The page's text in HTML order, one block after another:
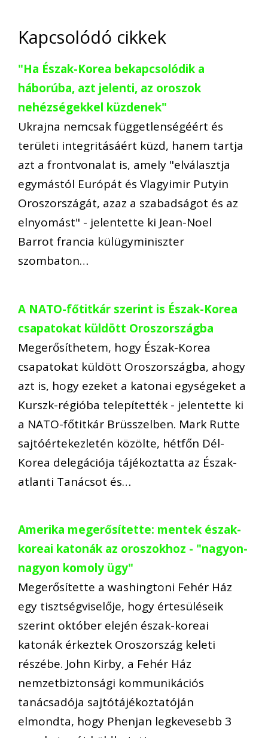
Kapcsolódó cikkek
"Ha Észak-Korea bekapcsolódik a
háborúba, azt jelenti, az oroszok
nehézségekkel küzdenek"
Ukrajna nemcsak függetlenségéért és
területi integritásáért küzd, hanem tartja
azt a frontvonalat is, amely "elválasztja
egymástól Európát és Vlagyimir Putyin
Oroszországát, azaz a szabadságot és az
elnyomást" - jelentette ki Jean-Noel
Barrot francia külügyminiszter
szombaton…
A NATO-főtitkár szerint is Észak-Korea
csapatokat küldött Oroszországba
Megerősíthetem, hogy Észak-Korea
csapatokat küldött Oroszországba, ahogy
azt is, hogy ezeket a katonai egységeket a
Kurszk-régióba telepítették - jelentette ki
a NATO-főtitkár Brüsszelben. Mark Rutte
sajtóértekezletén közölte, hétfőn Dél-
Korea delegációja tájékoztatta az Észak-
atlanti Tanácsot és…
Amerika megerősítette: mentek észak-
koreai katonák az oroszokhoz - "nagyon-
nagyon komoly ügy"
Megerősítette a washingtoni Fehér Ház
egy tisztségviselője, hogy értesüléseik
szerint október elején észak-koreai
katonák érkeztek Oroszország keleti
részébe. John Kirby, a Fehér Ház
nemzetbiztonsági kommunikációs
tanácsadója sajtótájékoztatóján
elmondta, hogy Phenjan legkevesebb 3